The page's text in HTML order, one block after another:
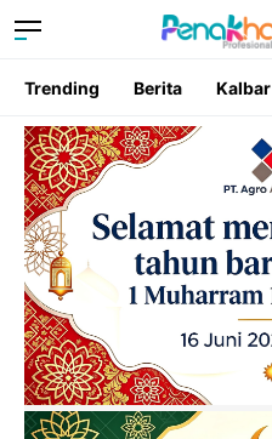
Trending Berita Kalbar